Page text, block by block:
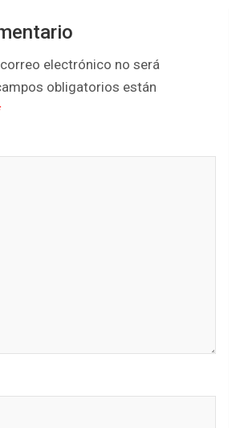
electrónico no será
obligatorios están